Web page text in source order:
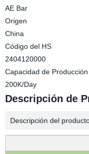
AE Bar
Origen
China
Código del HS
2404120000
Capacidad de Producción
200K/Day
Descripción de
Descripción del